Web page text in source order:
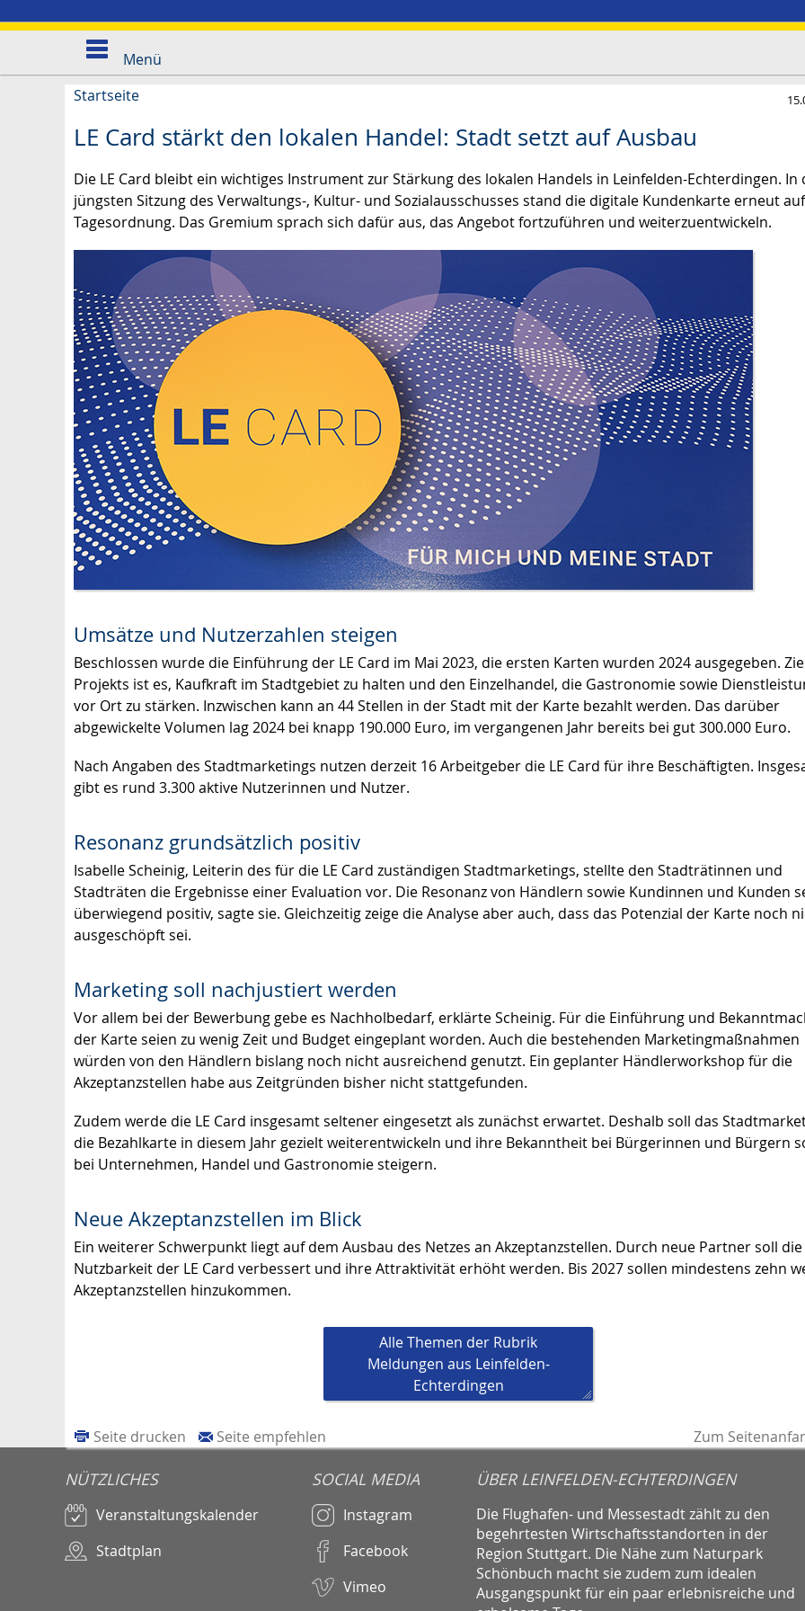
Menü
Startseite
LE Card stärkt den lokalen Handel: Stadt setzt auf Ausbau
Die LE Card bleibt ein wichtiges Instrument zur Stärkung des lokalen Handels in Leinfelden-Echterdingen. In
jüngsten Sitzung des Verwaltungs-, Kultur- und Sozialausschusses stand die digitale Kundenkarte erneut
Tagesordnung. Das Gremium sprach sich dafür aus, das Angebot fortzuführen und weiterzuentwickeln.
Umsätze und Nutzerzahlen steigen
Beschlossen wurde die Einführung der LE Card im Mai 2023, die ersten Karten wurden 2024 ausgegeben.
Projekts ist es, Kaufkraft im Stadtgebiet zu halten und den Einzelhandel, die Gastronomie sowie
vor Ort zu stärken. Inzwischen kann an 44 Stellen in der Stadt mit der Karte bezahlt werden. Das darüber
abgewickelte Volumen lag 2024 bei knapp 190.000 Euro, im vergangenen Jahr bereits bei gut 300.000 Euro.
Nach Angaben des Stadtmarketings nutzen derzeit 16 Arbeitgeber die LE Card für ihre Beschäftigten.
gibt es rund 3.300 aktive Nutzerinnen und Nutzer.
Resonanz grundsätzlich positiv
Isabelle Scheinig, Leiterin des für die LE Card zuständigen Stadtmarketings, stellte den Stadträtinnen und
Stadträten die Ergebnisse einer Evaluation vor. Die Resonanz von Händlern sowie Kundinnen und Kunden
überwiegend positiv, sagte sie. Gleichzeitig zeige die Analyse aber auch, dass das Potenzial der Karte noch
ausgeschöpft sei.
Marketing soll nachjustiert werden
Vor allem bei der Bewerbung gebe es Nachholbedarf, erklärte Scheinig. Für die Einführung und
der Karte seien zu wenig Zeit und Budget eingeplant worden. Auch die bestehenden Marketingmaßnahmen
würden von den Händlern bislang noch nicht ausreichend genutzt. Ein geplanter Händlerworkshop für die
Akzeptanzstellen habe aus Zeitgründen bisher nicht stattgefunden.
Zudem werde die LE Card insgesamt seltener eingesetzt als zunächst erwartet. Deshalb soll das
die Bezahlkarte in diesem Jahr gezielt weiterentwickeln und ihre Bekanntheit bei Bürgerinnen und Bürgern
bei Unternehmen, Handel und Gastronomie steigern.
Neue Akzeptanzstellen im Blick
Ein weiterer Schwerpunkt liegt auf dem Ausbau des Netzes an Akzeptanzstellen. Durch neue Partner soll die
Nutzbarkeit der LE Card verbessert und ihre Attraktivität erhöht werden. Bis 2027 sollen mindestens zehn
Akzeptanzstellen hinzukommen.
Alle Themen der Rubrik
Meldungen aus Leinfelden-
Echterdingen
Zum
Seite drucken Seite empfehlen
NÜTZLICHES
Veranstaltungskalender
Stadtplan
SOCIAL MEDIA
Instagram
Facebook
Vimeo
ÜBER LEINFELDEN-ECHTERDINGEN
Die Flughafen- und Messestadt zählt zu den
begehrtesten Wirtschaftsstandorten in der
Region Stuttgart. Die Nähe zum Naturpark
Schönbuch macht sie zudem zum idealen
Ausgangspunkt für ein paar erlebnisreiche und